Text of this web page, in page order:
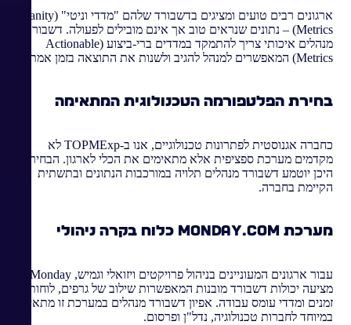
ארגונים רבים טועים ומציגים בדשבורד שלהם "מדדי וניטי" (Vanity
Metrics) – נתונים שנראים טוב אך אינם מובילים לפעולה. דשבורד
מנהלים איכותי צריך להתמקד במדדים ברי-ביצוע (Actionable
Metrics) המאפשרים למנהל להגיב ולשנות את התוצאה בזמן אמת.
בחירת הפלטפורמה הטכנולוגית המתאימה
כחברה אגנוסטית לפתרונות טכנולוגיים, אנו ב-TOPMExp לא
מקדמים מערכת ספציפית אלא מתאימים את הכלי לארגון. הבחירה
היכן יוטמע דשבורד מנהלים תלויה במורכבות הנתונים ובתשתית
הקיימת בחברה.
מערכת Monday.com כלוח בקרה ניהולי
עבור ארגונים המעוניינים בניהול פרויקטים ויזואלי וגמיש, Monday
מציעה יכולות דשבורד מובנות המאפשרות שילוב של גרפים, לוחות
זמנים ומדדי עומס עבודה. אפיון דשבורד מנהלים במערכת זו מתאים
במיוחד לחברות טכנולוגיה, נדל"ן ופרסום.